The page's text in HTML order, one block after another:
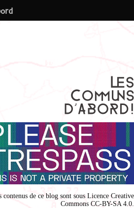
de ce blog sont sous Licence Creative
Commons CC-BY-SA 4.0